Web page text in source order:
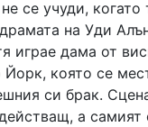
се учуди, когато
на Уди
играе дама от
която се
си брак.
а